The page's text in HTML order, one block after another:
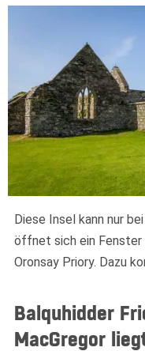
Diese Insel kann nur
öffnet sich ein Fenster
Oronsay Priory. Dazu
Balquhidder
MacGregor